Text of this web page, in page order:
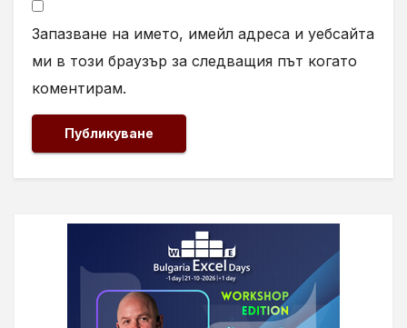
Запазване на името, имейл адреса и уебсайта
ми в този браузър за следващия път когато
коментирам.